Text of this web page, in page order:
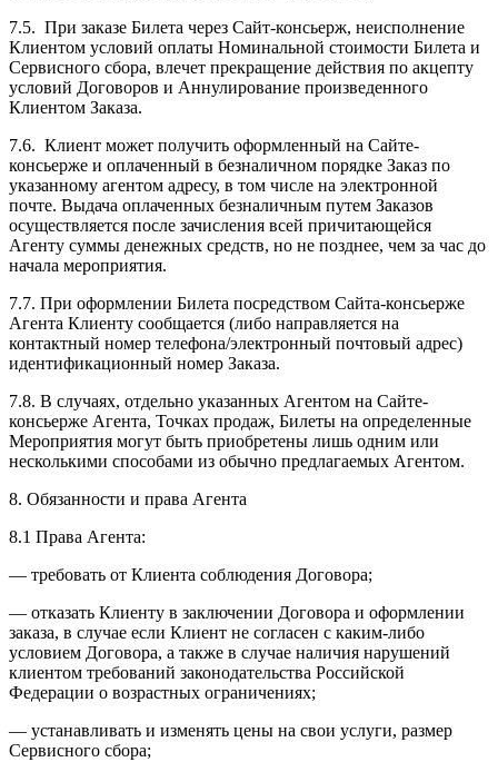
7.5. При заказе Билета через Сайт-консьерж, неисполнение
Клиентом условий оплаты Номинальной стоимости Билета и
Сервисного сбора, влечет прекращение действия по акцепту
условий Договоров и Аннулирование произведенного
Клиентом Заказа.
7.6. Клиент может получить оформленный на Сайте-
консьерже и оплаченный в безналичном порядке Заказ по
указанному агентом адресу, в том числе на электронной
почте. Выдача оплаченных безналичным путем Заказов
осуществляется после зачисления всей причитающейся
Агенту суммы денежных средств, но не позднее, чем за час до
начала мероприятия.
7.7. При оформлении Билета посредством Сайта-консьерже
Агента Клиенту сообщается (либо направляется на
контактный номер телефона/электронный почтовый адрес)
идентификационный номер Заказа.
7.8. В случаях, отдельно указанных Агентом на Сайте-
консьерже Агента, Точках продаж, Билеты на определенные
Мероприятия могут быть приобретены лишь одним или
несколькими способами из обычно предлагаемых Агентом.
8. Обязанности и права Агента
8.1 Права Агента:
— требовать от Клиента соблюдения Договора;
— отказать Клиенту в заключении Договора и оформлении
заказа, в случае если Клиент не согласен с каким-либо
условием Договора, а также в случае наличия нарушений
клиентом требований законодательства Российской
Федерации о возрастных ограничениях;
— устанавливать и изменять цены на свои услуги, размер
Сервисного сбора;